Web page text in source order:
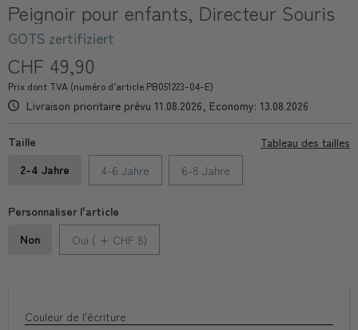
Peignoir pour enfants, Directeur Souris
GOTS zertifiziert
CHF 49,90
Prix dont TVA (numéro d’article PB051223-04-E)
Livraison prioritaire prévu 11.08.2026, Economy: 13.08.2026
Tableau des tailles
Taille
2-4 Jahre
4-6 Jahre 6-8 Jahre
Personnaliser l'article
Non
Oui ( + CHF 8)
Couleur de l'écriture